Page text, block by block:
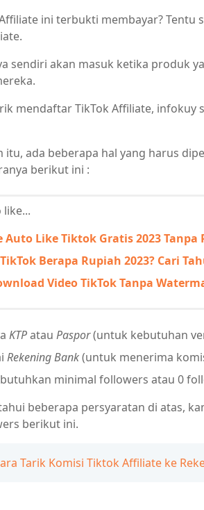
ini terbukti membayar? Tentu
sendiri akan masuk ketika produk
mendaftar TikTok Affiliate,
itu, ada beberapa hal yang harus
berikut ini :
like...
Auto Like Tiktok Gratis 2023 Tanpa
Berapa Rupiah 2023? Cari
Video TikTok Tanpa
KTPatau Paspor(untuk kebutuhan
Rekening Bank(untuk menerima
minimal followers atau 0
beberapa persyaratan di atas,
berikut ini.
Tarik Komisi Tiktok Affiliate ke